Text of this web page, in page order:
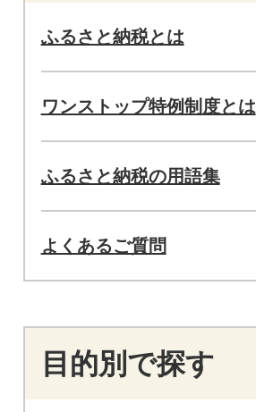
ふるさと納税とは
ワンストップ特例制度とは
ふるさと納税の用語集
よくあるご質問
目的別で探す